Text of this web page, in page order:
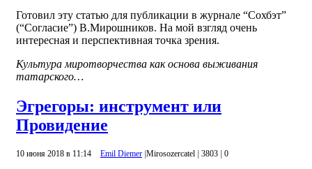
Готовил эту статью для публикации в журнале “Сохбэт”
(“Согласие”) В.Мирошников. На мой взгляд очень
интересная и перспективная точка зрения.
Культура миротворчества как основа выживания
татарского…
Эгрегоры: инструмент или
Провидение
10 июня 2018 в 11:14 Emil Diemer Mirosozercatel 3803 0